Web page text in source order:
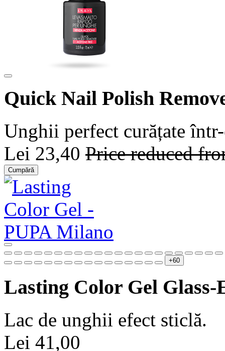
Quick Nail Polish
Unghii perfect curățate
Lei 23,40 Price reduced
Cumpără
+60
Lasting Color Gel
Lac de unghii efect sticlă.
Lei 41,00